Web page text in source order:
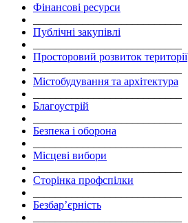
Фінансові ресурси
Публічні закупівлі
Просторовий розвиток території
Містобудування та архітектура
Благоустрій
Безпека і оборона
Місцеві вибори
Сторінка профспілки
Безбар’єрність